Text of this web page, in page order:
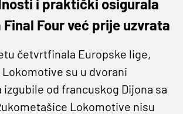
i praktički osigurala
Four već prije uzvrata
četvrtfinala Europske lige,
su u dvorani
izgubile od francuskog Dijona sa
Lokomotive nisu